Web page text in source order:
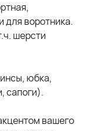
для воротника.
шерсти
юбка,
сапоги).
вашего